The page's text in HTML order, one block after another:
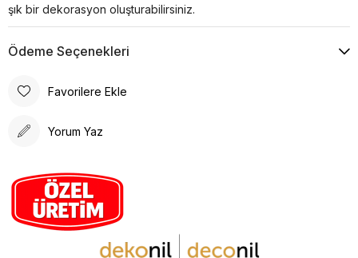
şık bir dekorasyon oluşturabilirsiniz.
Ödeme Seçenekleri
Favorilere Ekle
Yorum Yaz